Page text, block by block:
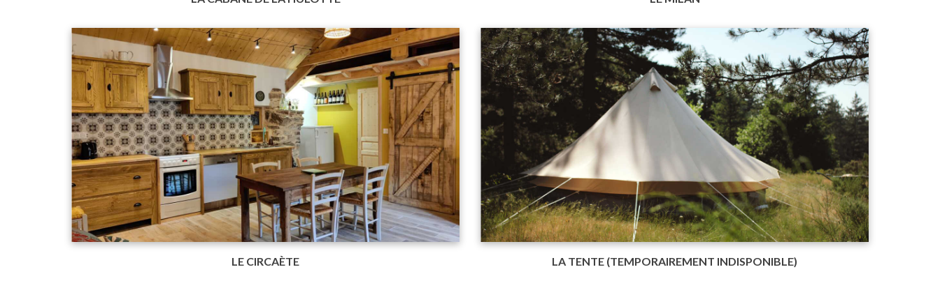
LE CIRCAÈTE LA TENTE (TEMPORAIREMENT INDISPONIBLE)